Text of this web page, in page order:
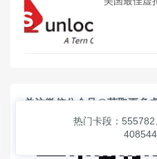
关注微信公众号@获取更多
热门卡段：555782